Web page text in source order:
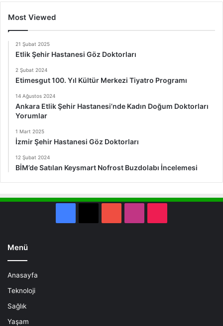
Most Viewed
21 Şubat 2025
Etlik Şehir Hastanesi Göz Doktorları
2 Şubat 2024
Etimesgut 100. Yıl Kültür Merkezi Tiyatro Programı
14 Ağustos 2024
Ankara Etlik Şehir Hastanesi’nde Kadın Doğum Doktorları
Yorumlar
1 Mart 2025
İzmir Şehir Hastanesi Göz Doktorları
12 Şubat 2024
BİM’de Satılan Keysmart Nofrost Buzdolabı İncelemesi
Menü
Anasayfa
Teknoloji
Sağlık
Yaşam